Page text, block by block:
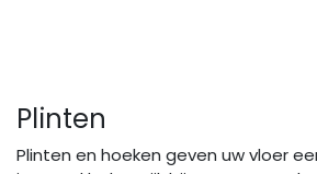
Plinten
Plinten en hoeken geven uw vloer